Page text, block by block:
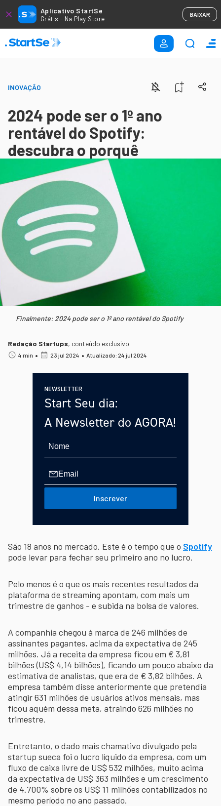
Aplicativo StartSe
Grátis - Na Play Store
BAIXAR
INOVAÇÃO
2024 pode ser o 1º ano
rentável do Spotify:
descubra o porquê
Finalmente: 2024 pode ser o 1º ano rentável do Spotify
Redação Startups, conteúdo exclusivo
4 min • 23 jul 2024 • Atualizado: 24 jul 2024
NEWSLETTER
Start Seu dia:
A Newsletter do AGORA!
Inscrever
São 18 anos no mercado. Este é o tempo que o Spotify
pode levar para fechar seu primeiro ano no lucro.
Pelo menos é o que os mais recentes resultados da
plataforma de streaming apontam, com mais um
trimestre de ganhos - e subida na bolsa de valores.
A companhia chegou à marca de 246 milhões de
assinantes pagantes, acima da expectativa de 245
milhões. Já a receita da empresa ficou em € 3,81
bilhões (US$ 4,14 bilhões), ficando um pouco abaixo da
estimativa de analistas, que era de € 3,82 bilhões. A
empresa também disse anteriormente que pretendia
atingir 631 milhões de usuários ativos mensais, mas
ficou aquém dessa meta, atraindo 626 milhões no
trimestre.
Entretanto, o dado mais chamativo divulgado pela
startup sueca foi o lucro líquido da empresa, com um
fluxo de caixa livre de US$ 532 milhões, muito acima
da expectativa de US$ 363 milhões e um crescimento
de 4.700% sobre os US$ 11 milhões contabilizados no
mesmo período no ano passado.